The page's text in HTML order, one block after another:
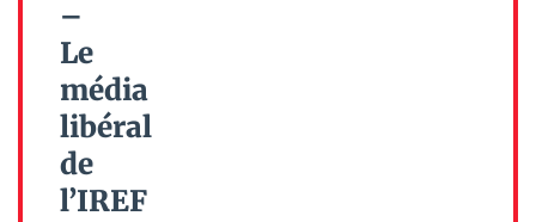
–
Le
média
libéral
de
l’IREF